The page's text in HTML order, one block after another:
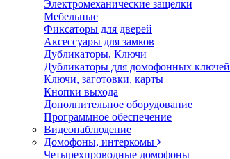
Электромеханические защелки
Мебельные
Фиксаторы для дверей
Аксессуары для замков
Дубликаторы, Ключи
Дубликаторы для домофонных ключей
Ключи, заготовки, карты
Кнопки выхода
Дополнительное оборудование
Программное обеспечение
Видеонаблюдение
Домофоны, интеркомы
Четырехпроводные домофоны